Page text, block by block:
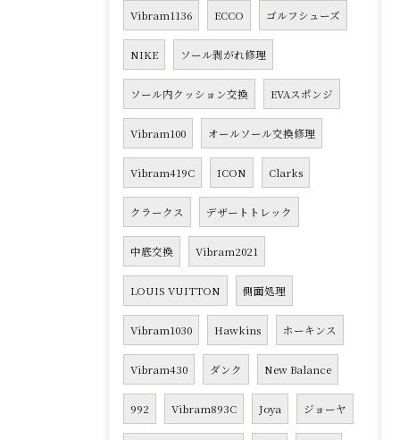
Vibram1136 ECCO ゴルフシューズ
NIKE ソール剥がれ修理
ソール内クッション交換 EVAスポンジ
Vibram100 オールソール交換修理
Vibram419C ICON Clarks
クラークス デザートトレック
中底交換 Vibram2021
LOUIS VUITTON 側面処理
Vibram1030 Hawkins ホーキンス
Vibram430 ダンク New Balance
992 Vibram893C Joya ジョーヤ